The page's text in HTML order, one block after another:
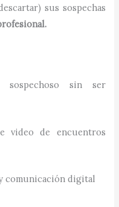
sus sospechas
sospechoso sin ser
video de encuentros
comunicación digital